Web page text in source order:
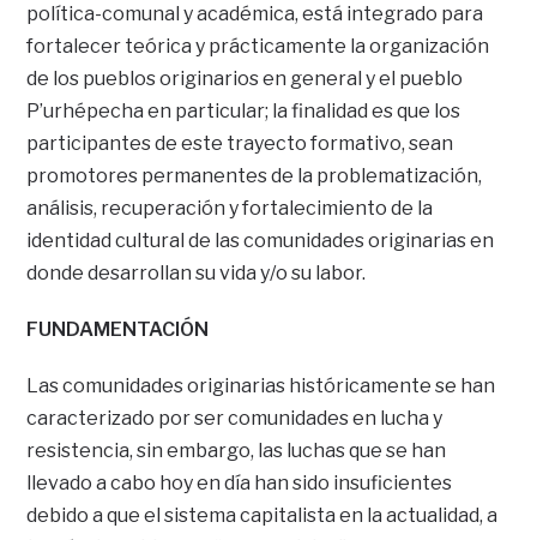
política-comunal y académica, está integrado para
fortalecer teórica y prácticamente la organización
de los pueblos originarios en general y el pueblo
P’urhépecha en particular; la finalidad es que los
participantes de este trayecto formativo, sean
promotores permanentes de la problematización,
análisis, recuperación y fortalecimiento de la
identidad cultural de las comunidades originarias en
donde desarrollan su vida y/o su labor.
FUNDAMENTACIÓN
Las comunidades originarias históricamente se han
caracterizado por ser comunidades en lucha y
resistencia, sin embargo, las luchas que se han
llevado a cabo hoy en día han sido insuficientes
debido a que el sistema capitalista en la actualidad, a